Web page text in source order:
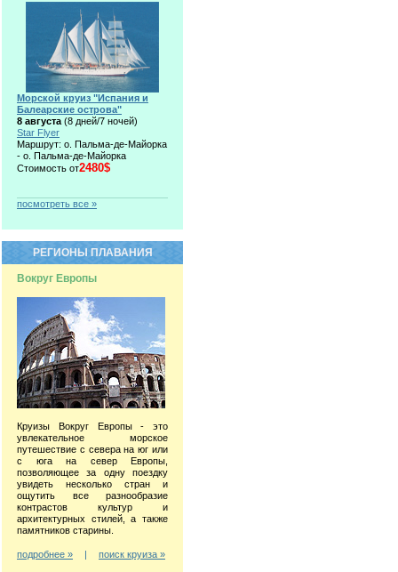
Морской круиз "Испания и
Балеарские острова"
8 августа (8 дней/7 ночей)
Star Flyer
Маршрут: о. Пальма-де-Майорка
- о. Пальма-де-Майорка
Стоимость от2480$
посмотреть все »
РЕГИОНЫ ПЛАВАНИЯ
Вокруг Европы
Круизы Вокруг Европы - это
увлекательное морское
путешествие с севера на юг или
с юга на север Европы,
позволяющее за одну поездку
увидеть несколько стран и
ощутить все разнообразие
контрастов культур и
архитектурных стилей, а также
памятников старины.
подробнее » | поиск круиза »